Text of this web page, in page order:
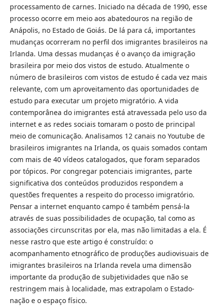
processamento de carnes. Iniciado na década de 1990, esse
processo ocorre em meio aos abatedouros na região de
Anápolis, no Estado de Goiás. De lá para cá, importantes
mudanças ocorreram no perfil dos imigrantes brasileiros na
Irlanda. Uma dessas mudanças é o avanço da imigração
brasileira por meio dos vistos de estudo. Atualmente o
número de brasileiros com vistos de estudo é cada vez mais
relevante, com um aproveitamento das oportunidades de
estudo para executar um projeto migratório. A vida
contemporânea do imigrantes está atravessada pelo uso da
internet e as redes sociais tomaram o posto de principal
meio de comunicação. Analisamos 12 canais no Youtube de
brasileiros imigrantes na Irlanda, os quais somados contam
com mais de 40 vídeos catalogados, que foram separados
por tópicos. Por congregar potenciais imigrantes, parte
significativa dos conteúdos produzidos respondem a
questões frequentes a respeito do processo imigratório.
Pensar a internet enquanto campo é também pensá-la
através de suas possibilidades de ocupação, tal como as
associações circunscritas por ela, mas não limitadas a ela. É
nesse rastro que este artigo é construído: o
acompanhamento etnográfico de produções audiovisuais de
imigrantes brasileiros na Irlanda revela uma dimensão
importante da produção de subjetividades que não se
restringem mais à localidade, mas extrapolam o Estado-
nação e o espaço físico.